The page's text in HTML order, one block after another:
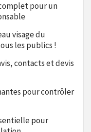
pour un
visage du
les publics !
contacts et devis
pour contrôler
pour